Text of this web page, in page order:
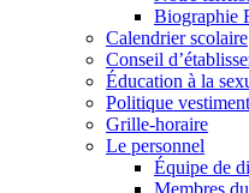
Biographie
Calendrier scolaire
Conseil
Éducation à la
Politique
Grille-horaire
Le personnel
Équipe de
Membres